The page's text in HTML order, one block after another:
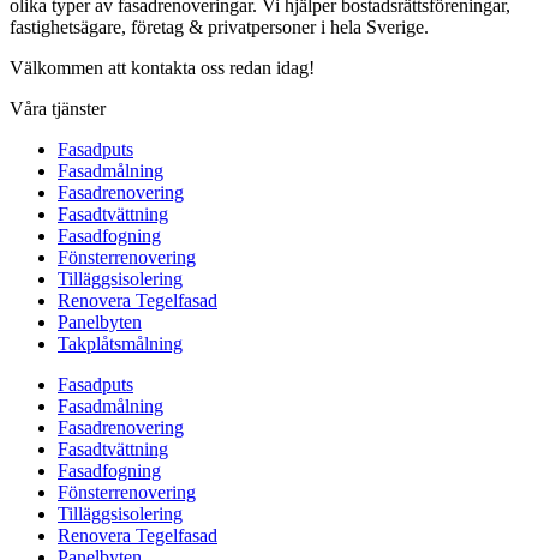
olika typer av fasadrenoveringar. Vi hjälper bostadsrättsföreningar,
fastighetsägare, företag & privatpersoner i hela Sverige.
Välkommen att kontakta oss redan idag!
Våra tjänster
Fasadputs
Fasadmålning
Fasadrenovering
Fasadtvättning
Fasadfogning
Fönsterrenovering
Tilläggsisolering
Renovera Tegelfasad
Panelbyten
Takplåtsmålning
Fasadputs
Fasadmålning
Fasadrenovering
Fasadtvättning
Fasadfogning
Fönsterrenovering
Tilläggsisolering
Renovera Tegelfasad